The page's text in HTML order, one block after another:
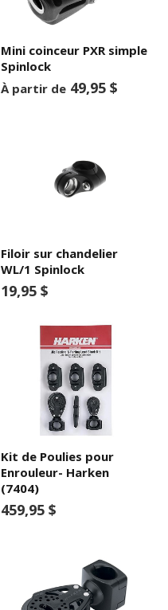
Mini coinceur PXR simple
Spinlock
À partir de 49,95 $
Filoir sur chandelier
WL/1 Spinlock
19,95 $
Kit de Poulies pour
Enrouleur- Harken
(7404)
459,95 $